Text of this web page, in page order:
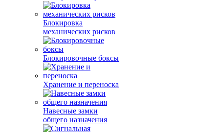
Блокировка
механических рисков
Блокировочные боксы
Хранение и переноска
Навесные замки
общего назначения